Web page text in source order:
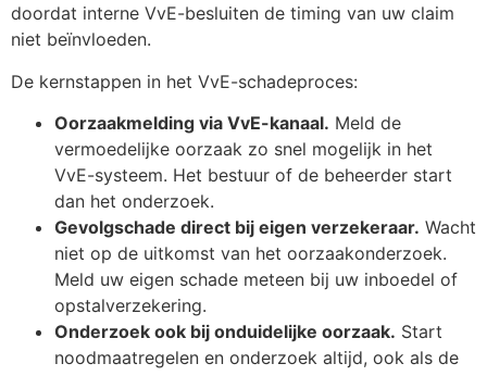
doordat interne VvE-besluiten de timing van uw claim
niet beïnvloeden.
De kernstappen in het VvE-schadeproces:
Oorzaakmelding via VvE-kanaal. Meld de
vermoedelijke oorzaak zo snel mogelijk in het
VvE-systeem. Het bestuur of de beheerder start
dan het onderzoek.
Gevolgschade direct bij eigen verzekeraar. Wacht
niet op de uitkomst van het oorzaakonderzoek.
Meld uw eigen schade meteen bij uw inboedel of
opstalverzekering.
Onderzoek ook bij onduidelijke oorzaak. Start
noodmaatregelen en onderzoek altijd, ook als de